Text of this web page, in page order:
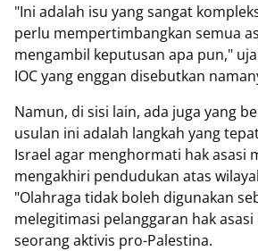
"Ini adalah isu yang sangat
perlu mempertimbangkan semua
mengambil keputusan apa pun,"
IOC yang enggan disebutkan
Namun, di sisi lain, ada juga yang
usulan ini adalah langkah yang
Israel agar menghormati hak asasi
mengakhiri pendudukan atas
"Olahraga tidak boleh digunakan
melegitimasi pelanggaran hak
seorang aktivis pro-Palestina.